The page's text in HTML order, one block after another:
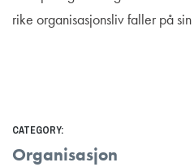
rike organisasjonsliv faller på
CATEGORY:
Organisasjon